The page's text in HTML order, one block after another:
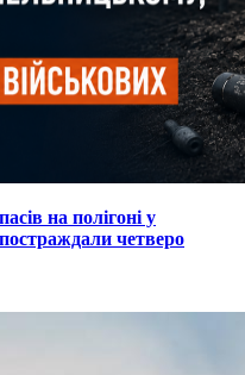
на полігоні у
четверо